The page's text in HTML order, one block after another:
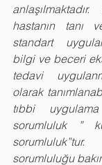
hastanın tanı
standart
bilgi ve beceri
tedavi
olarak
tıbbi
sorumluluk ”
sorumluluğu